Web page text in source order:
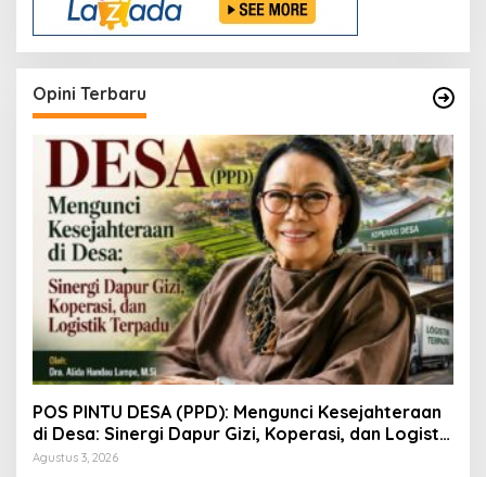
Opini Terbaru
POS PINTU DESA (PPD): Mengunci Kesejahteraan
di Desa: Sinergi Dapur Gizi, Koperasi, dan Logistik
Terpadu
Agustus 3, 2026